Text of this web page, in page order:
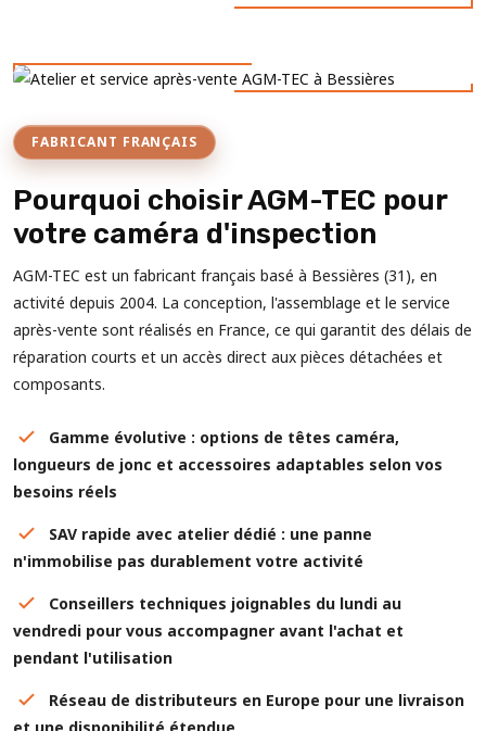
FABRICANT FRANÇAIS
Pourquoi choisir AGM-TEC pour
votre caméra d'inspection
AGM-TEC est un fabricant français basé à Bessières (31), en
activité depuis 2004. La conception, l'assemblage et le service
après-vente sont réalisés en France, ce qui garantit des délais de
réparation courts et un accès direct aux pièces détachées et
composants.
Gamme évolutive : options de têtes caméra,
longueurs de jonc et accessoires adaptables selon vos
besoins réels
SAV rapide avec atelier dédié : une panne
n'immobilise pas durablement votre activité
Conseillers techniques joignables du lundi au
vendredi pour vous accompagner avant l'achat et
pendant l'utilisation
Réseau de distributeurs en Europe pour une livraison
et une disponibilité étendue